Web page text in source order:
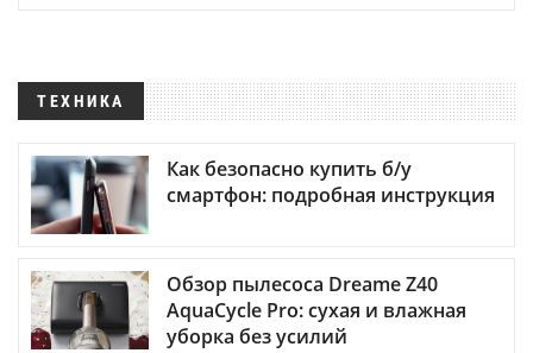
ТЕХНИКА
Как безопасно купить б/у
смартфон: подробная инструкция
Обзор пылесоса Dreame Z40
AquaCycle Pro: сухая и влажная
уборка без усилий